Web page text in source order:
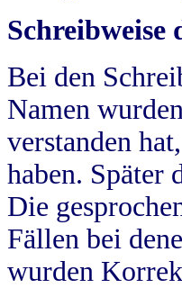
Schreibweise
Bei den
Namen
verstanden
haben. Später
Die
Fällen bei
wurden